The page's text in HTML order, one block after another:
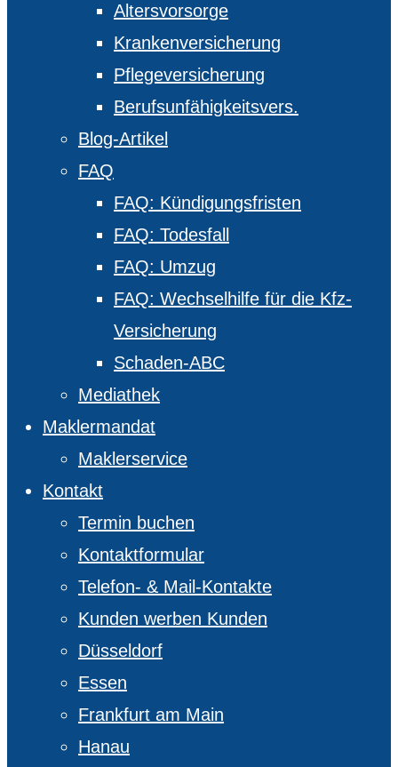
Altersvorsorge
Krankenversicherung
Pflegeversicherung
Berufsunfähigkeitsvers.
Blog-Artikel
FAQ
FAQ: Kündigungsfristen
FAQ: Todesfall
FAQ: Umzug
FAQ: Wechselhilfe für die Kfz-
Versicherung
Schaden-ABC
Mediathek
Maklermandat
Maklerservice
Kontakt
Termin buchen
Kontaktformular
Telefon- & Mail-Kontakte
Kunden werben Kunden
Düsseldorf
Essen
Frankfurt am Main
Hanau